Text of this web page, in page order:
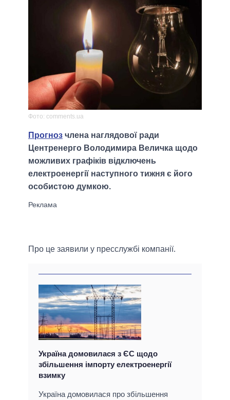
Фото: comments.ua
Прогноз члена наглядової ради
Центренерго Володимира Величка щодо
можливих графіків відключень
електроенергії наступного тижня є його
особистою думкою.
Про це заявили у пресслужбі компанії.
Україна домовилася з ЄС щодо
збільшення імпорту електроенергії
взимку
Україна домовилася про збільшення